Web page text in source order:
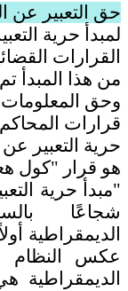
حق التعبير عن
لمبدأ حرية
القرارات
من هذا المبدأ
وحق
قرارات
حرية التعبير
هو قرار "كول
"مبدأ حرية
شجاعًا
الديمقراطية
عكس النظام
الديمقراطية